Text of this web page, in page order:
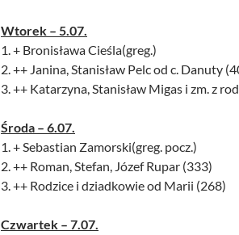
Wtorek – 5.07.
1. + Bronisława Cieśla(greg.)
2. ++ Janina, Stanisław Pelc od c. Danuty
3. ++ Katarzyna, Stanisław Migas i zm. z
Środa – 6.07.
1. + Sebastian Zamorski(greg. pocz.)
2. ++ Roman, Stefan, Józef Rupar (333)
3. ++ Rodzice i dziadkowie od Marii (268)
Czwartek – 7.07.